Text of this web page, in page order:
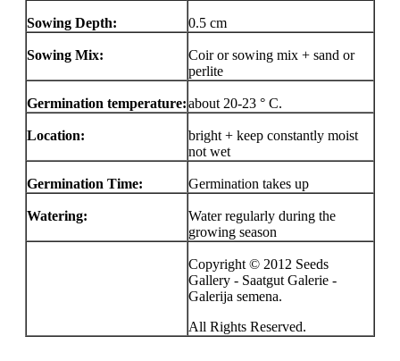
Sowing Depth: 0.5 cm
Sowing Mix:
Coir or sowing mix + sand or
perlite
Germination temperature:about 20-23 ° C.
Location:
bright + keep constantly moist
not wet
Germination Time: Germination takes up
Watering:
Water regularly during the
growing season
Copyright © 2012 Seeds
Gallery - Saatgut Galerie -
Galerija semena.
All Rights Reserved.